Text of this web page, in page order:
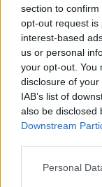
section to
opt-out request is
interest-based
us or personal
your opt-out. You
disclosure of
IAB’s list of
also be disclosed
Downstream
Please note that
Personal
Αν τα χάσατε